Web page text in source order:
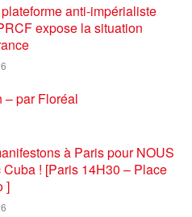
anti-impérialiste
expose la situation
– par Floréal
à Paris pour NOUS
! [Paris 14H30 – Place
]